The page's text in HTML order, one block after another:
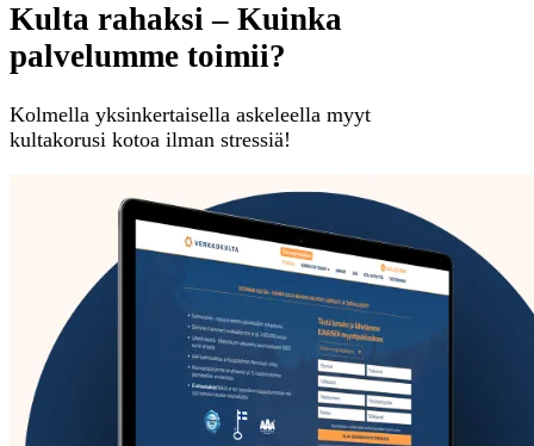
Kulta rahaksi – Kuinka
palvelumme toimii?
Kolmella yksinkertaisella askeleella myyt
kultakorusi kotoa ilman stressiä!